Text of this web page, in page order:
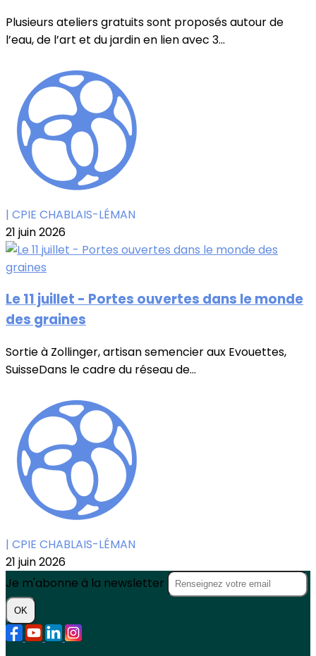
Plusieurs ateliers gratuits sont proposés autour de
l’eau, de l’art et du jardin en lien avec 3...
| CPIE CHABLAIS-LÉMAN
21 juin 2026
Le 11 juillet - Portes ouvertes dans le monde
des graines
Sortie à Zollinger, artisan semencier aux Evouettes,
SuisseDans le cadre du réseau de...
| CPIE CHABLAIS-LÉMAN
21 juin 2026
Je m'abonne à la newsletter
OK